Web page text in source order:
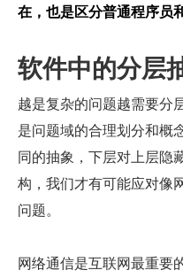
在，也是区分普通程序员
软件中的分层
越是复杂的问题越需要分
是问题域的合理划分和概
同的抽象，下层对上层隐
构，我们才有可能应对像
问题。
网络通信是互联网最重要